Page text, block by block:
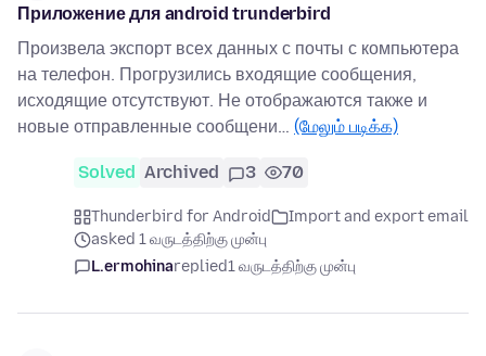
Приложение для android trunderbird
Произвела экспорт всех данных с почты с компьютера
на телефон. Прогрузились входящие сообщения,
исходящие отсутствуют. Не отображаются также и
новые отправленные сообщени… (மேலும் படிக்க)
Solved Archived 3 70
Thunderbird for Android
Import and export email
asked 1 வருடத்திற்கு முன்பு
L.ermohinareplied1 வருடத்திற்கு முன்பு